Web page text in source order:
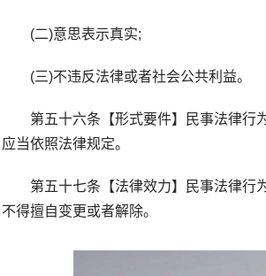
(二)意思表示真实;
(三)不违反法律或者社会公共利益。
第五十六条【形式要件】民事法律行为
当依照法律规定。
第五十七条【法律效力】民事法律行为
得擅自变更或者解除。